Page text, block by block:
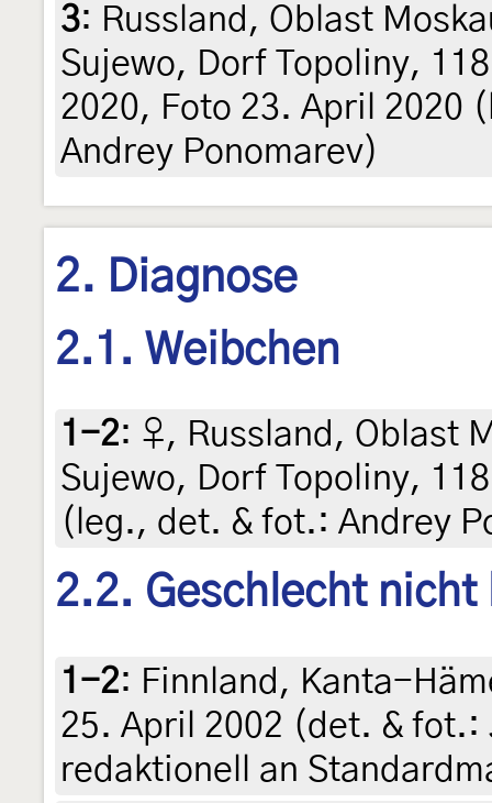
3: Russland, Oblast
Sujewo, Dorf Topoliny,
2020, Foto 23. April 2020
Andrey Ponomarev)
2. Diagnose
2.1. Weibchen
1-2: ♀, Russland, Oblast
Sujewo, Dorf Topoliny,
(leg., det. & fot.: Andrey
2.2. Geschlecht nicht
1-2: Finnland, Kanta-
25. April 2002 (det. & fot.:
redaktionell an